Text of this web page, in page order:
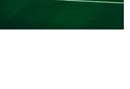
Todos os direitos reservados.